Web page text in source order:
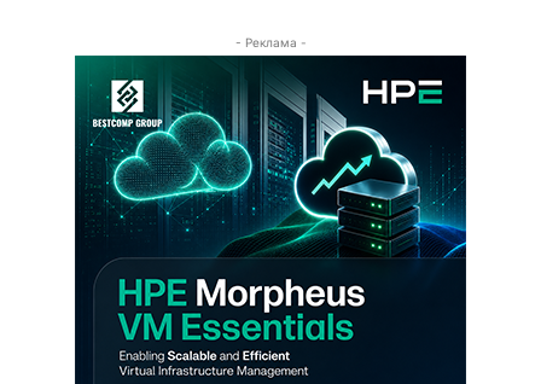
- Реклама -